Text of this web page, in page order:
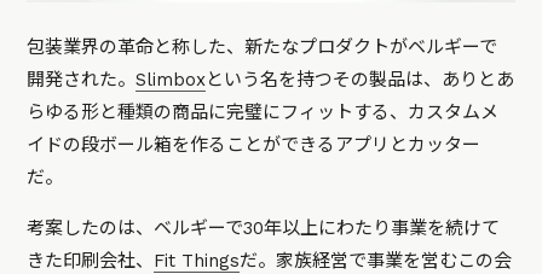
包装業界の革命と称した、新たなプロダクトがベルギーで
開発された。Slimboxという名を持つその製品は、ありとあ
らゆる形と種類の商品に完璧にフィットする、カスタムメ
イドの段ボール箱を作ることができるアプリとカッター
だ。
考案したのは、ベルギーで30年以上にわたり事業を続けて
きた印刷会社、 Fit Thingsだ。家族経営で事業を営むこの会